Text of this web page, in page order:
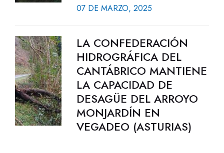
07 DE MARZO, 2025
LA CONFEDERACIÓN
HIDROGRÁFICA DEL
CANTÁBRICO MANTIENE
LA CAPACIDAD DE
DESAGÜE DEL ARROYO
MONJARDÍN EN
VEGADEO (ASTURIAS)